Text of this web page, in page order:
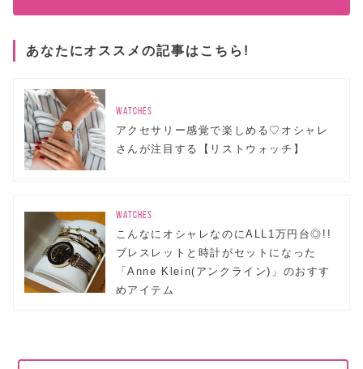
あなたにオススメの記事はこちら!
WATCHES
アクセサリー感覚で楽しめる♡オシャレ
さんが注目する【リストウォッチ】
WATCHES
こんなにオシャレなのにALL1万円台◎!!
ブレスレットと時計がセットになった
「Anne Klein(アンクライン)」のおすす
めアイテム